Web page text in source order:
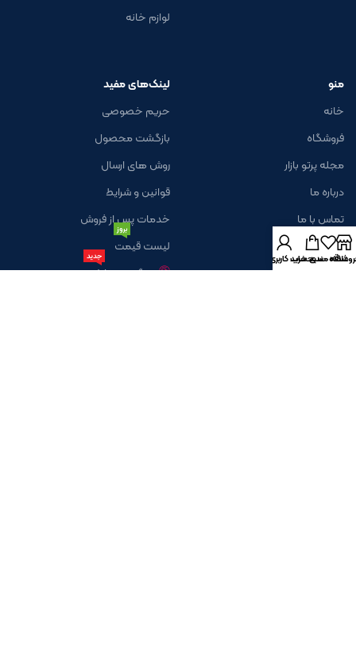
لوازم خانه
منو
خانه
فروشگاه
مجله پرتو بازار
درباره ما
تماس با ما
لینک‌های مفید
حریم خصوصی
بازگشت محصول
روش های ارسال
قوانین و شرایط
خدمات پس از فروش
لیست قیمت
بروز
پیگیری سفارش
جدید علاقه مندیسبد خرید
حساب کاربری من